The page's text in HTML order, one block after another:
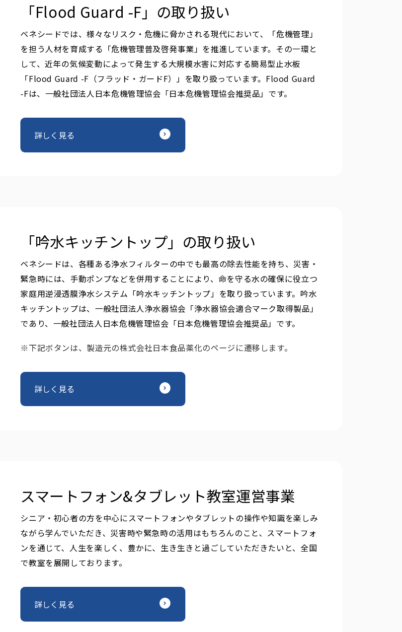
「Flood Guard -F」の取り扱い
ベネシードでは、様々なリスク・危機に脅かされる現代において、「危機管理」
を担う人材を育成する「危機管理普及啓発事業」を推進しています。その一環と
して、近年の気候変動によって発生する大規模水害に対応する簡易型止水板
「Flood Guard -F（フラッド・ガードF）」を取り扱っています。Flood Guard
-Fは、一般社団法人日本危機管理協会「日本危機管理協会推奨品」です。
詳しく見る
「吟水キッチントップ」の取り扱い
ベネシードは、各種ある浄水フィルターの中でも最高の除去性能を持ち、災害・
緊急時には、手動ポンプなどを併用することにより、命を守る水の確保に役立つ
家庭用逆浸透膜浄水システム「吟水キッチントップ」を取り扱っています。吟水
キッチントップは、一般社団法人浄水器協会「浄水器協会適合マーク取得製品」
であり、一般社団法人日本危機管理協会「日本危機管理協会推奨品」です。
※下記ボタンは、製造元の株式会社日本食品薬化のページに遷移します。
詳しく見る
スマートフォン&タブレット教室運営事業
シニア・初心者の方を中心にスマートフォンやタブレットの操作や知識を楽しみ
ながら学んでいただき、災害時や緊急時の活用はもちろんのこと、スマートフォ
ンを通じて、人生を楽しく、豊かに、生き生きと過ごしていただきたいと、全国
で教室を展開しております。
詳しく見る